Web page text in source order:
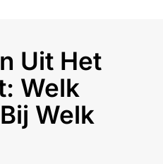
Uit Het
Welk
Welk